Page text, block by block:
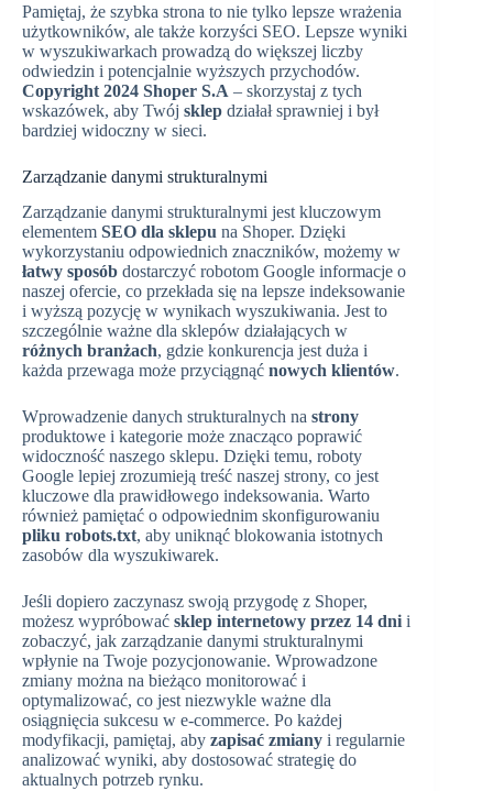
Pamiętaj, że szybka strona to nie tylko lepsze wrażenia
użytkowników, ale także korzyści SEO. Lepsze wyniki
w wyszukiwarkach prowadzą do większej liczby
odwiedzin i potencjalnie wyższych przychodów.
Copyright 2024 Shoper S.A – skorzystaj z tych
wskazówek, aby Twój sklep działał sprawniej i był
bardziej widoczny w sieci.
Zarządzanie danymi strukturalnymi
Zarządzanie danymi strukturalnymi jest kluczowym
elementem SEO dla sklepu na Shoper. Dzięki
wykorzystaniu odpowiednich znaczników, możemy w
łatwy sposób dostarczyć robotom Google informacje o
naszej ofercie, co przekłada się na lepsze indeksowanie
i wyższą pozycję w wynikach wyszukiwania. Jest to
szczególnie ważne dla sklepów działających w
różnych branżach, gdzie konkurencja jest duża i
każda przewaga może przyciągnąć nowych klientów.
Wprowadzenie danych strukturalnych na strony
produktowe i kategorie może znacząco poprawić
widoczność naszego sklepu. Dzięki temu, roboty
Google lepiej zrozumieją treść naszej strony, co jest
kluczowe dla prawidłowego indeksowania. Warto
również pamiętać o odpowiednim skonfigurowaniu
pliku robots.txt, aby uniknąć blokowania istotnych
zasobów dla wyszukiwarek.
Jeśli dopiero zaczynasz swoją przygodę z Shoper,
możesz wypróbować sklep internetowy przez 14 dni i
zobaczyć, jak zarządzanie danymi strukturalnymi
wpłynie na Twoje pozycjonowanie. Wprowadzone
zmiany można na bieżąco monitorować i
optymalizować, co jest niezwykle ważne dla
osiągnięcia sukcesu w e-commerce. Po każdej
modyfikacji, pamiętaj, aby zapisać zmiany i regularnie
analizować wyniki, aby dostosować strategię do
aktualnych potrzeb rynku.